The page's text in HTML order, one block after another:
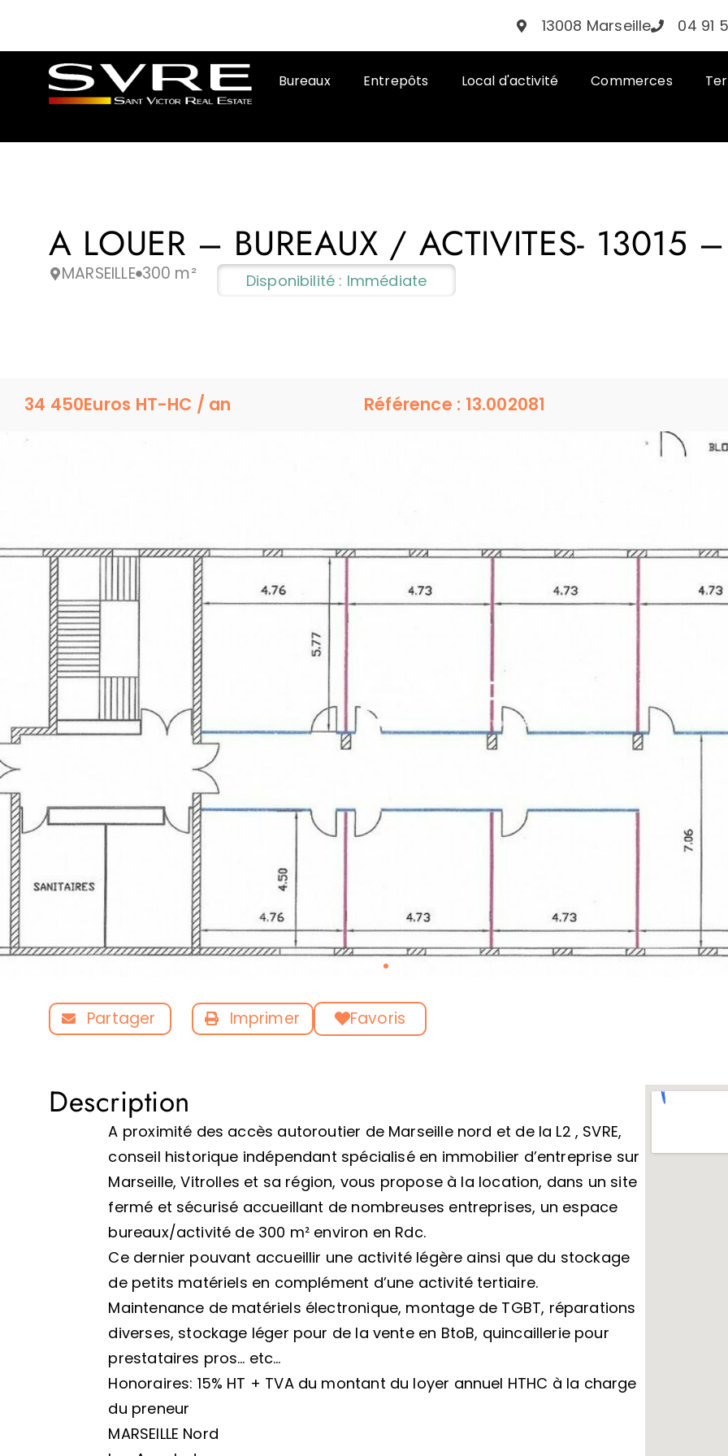
13008 Marseille 04 91
Bureaux Entrepôts Local d'activité Commerces
A LOUER – BUREAUX / ACTIVITES- 13015 –
MARSEILLE 300 m² Disponibilité : Immédiate
34 450Euros HT-HC / an Référence : 13.002081
Partager Imprimer Favoris
Description
A proximité des accès autoroutier de Marseille nord et de la L2 , SVRE,
conseil historique indépendant spécialisé en immobilier d’entreprise sur
Marseille, Vitrolles et sa région, vous propose à la location, dans un site
fermé et sécurisé accueillant de nombreuses entreprises, un espace
bureaux/activité de 300 m² environ en Rdc.
Ce dernier pouvant accueillir une activité légère ainsi que du stockage
de petits matériels en complément d’une activité tertiaire.
Maintenance de matériels électronique, montage de TGBT, réparations
diverses, stockage léger pour de la vente en BtoB, quincaillerie pour
prestataires pros… etc…
Honoraires: 15% HT + TVA du montant du loyer annuel HTHC à la charge
du preneur
MARSEILLE Nord